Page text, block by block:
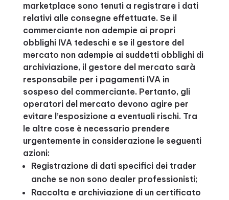
marketplace sono tenuti a registrare i dati
relativi alle consegne effettuate. Se il
commerciante non adempie ai propri
obblighi IVA tedeschi e se il gestore del
mercato non adempie ai suddetti obblighi di
archiviazione, il gestore del mercato sarà
responsabile per i pagamenti IVA in
sospeso del commerciante. Pertanto, gli
operatori del mercato devono agire per
evitare l’esposizione a eventuali rischi. Tra
le altre cose è necessario prendere
urgentemente in considerazione le seguenti
azioni:
Registrazione di dati specifici dei trader
anche se non sono dealer professionisti;
Raccolta e archiviazione di un certificato